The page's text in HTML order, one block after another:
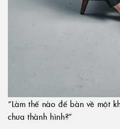
“Làm thế nào để bàn về một
chưa thành hình?”